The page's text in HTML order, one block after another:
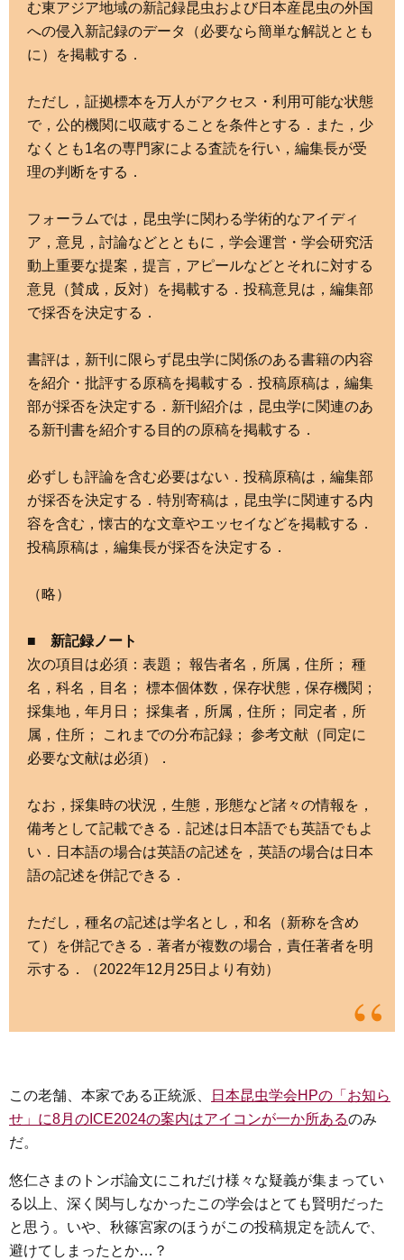
む東アジア地域の新記録昆虫および日本産昆虫の外国
への侵入新記録のデータ（必要なら簡単な解説ととも
に）を掲載する．
ただし，証拠標本を万人がアクセス・利用可能な状態
で，公的機関に収蔵することを条件とする．また，少
なくとも1名の専門家による査読を行い，編集長が受
理の判断をする．
フォーラムでは，昆虫学に関わる学術的なアイディ
ア，意見，討論などとともに，学会運営・学会研究活
動上重要な提案，提言，アピールなどとそれに対する
意見（賛成，反対）を掲載する．投稿意見は，編集部
で採否を決定する．
書評は，新刊に限らず昆虫学に関係のある書籍の内容
を紹介・批評する原稿を掲載する．投稿原稿は，編集
部が採否を決定する．新刊紹介は，昆虫学に関連のあ
る新刊書を紹介する目的の原稿を掲載する．
必ずしも評論を含む必要はない．投稿原稿は，編集部
が採否を決定する．特別寄稿は，昆虫学に関連する内
容を含む，懐古的な文章やエッセイなどを掲載する．
投稿原稿は，編集長が採否を決定する．
（略）
■ 新記録ノート
次の項目は必須：表題； 報告者名，所属，住所； 種
名，科名，目名； 標本個体数，保存状態，保存機関；
採集地，年月日； 採集者，所属，住所； 同定者，所
属，住所； これまでの分布記録； 参考文献（同定に
必要な文献は必須）．
なお，採集時の状況，生態，形態など諸々の情報を，
備考として記載できる．記述は日本語でも英語でもよ
い．日本語の場合は英語の記述を，英語の場合は日本
語の記述を併記できる．
ただし，種名の記述は学名とし，和名（新称を含め
て）を併記できる．著者が複数の場合，責任著者を明
示する．（2022年12月25日より有効）
この老舗、本家である正統派、
日本昆虫学会HPの「お知ら
せ」に8月のICE2024の案内はアイコンが一か所あるのみ
だ。
悠仁さまのトンボ論文にこれだけ様々な疑義が集まってい
る以上、深く関与しなかったこの学会はとても賢明だった
と思う。いや、秋篠宮家のほうがこの投稿規定を読んで、
避けてしまったとか…？